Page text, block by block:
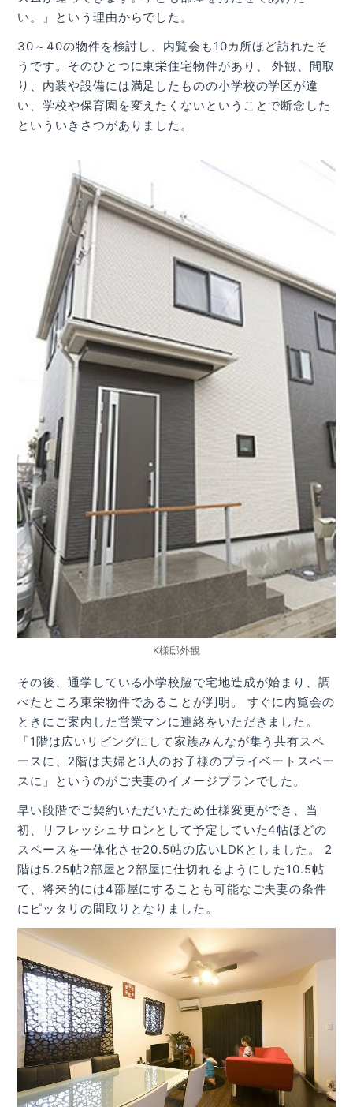
い。」という理由からでした。
30～40の物件を検討し、内覧会も10カ所ほど訪れたそ
うです。そのひとつに東栄住宅物件があり、 外観、間取
り、内装や設備には満足したものの小学校の学区が違
い、学校や保育園を変えたくないということで断念した
といういきさつがありました。
その後、通学している小学校脇で宅地造成が始まり、調
べたところ東栄物件であることが判明。 すぐに内覧会の
ときにご案内した営業マンに連絡をいただきました。
「1階は広いリビングにして家族みんなが集う共有スペ
ースに、2階は夫婦と3人のお子様のプライベートスペー
スに」というのがご夫妻のイメージプランでした。
早い段階でご契約いただいたため仕様変更ができ、当
初、リフレッシュサロンとして予定していた4帖ほどの
スペースを一体化させ20.5帖の広いLDKとしました。 2
階は5.25帖2部屋と2部屋に仕切れるようにした10.5帖
で、将来的には4部屋にすることも可能なご夫妻の条件
にピッタリの間取りとなりました。
K様邸外観